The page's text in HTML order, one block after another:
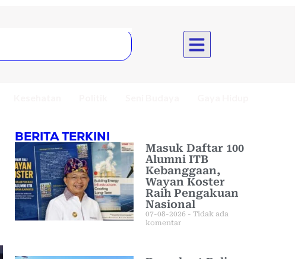
BERITA TERKINI
Masuk Daftar 100
Alumni ITB
Kebanggaan,
Wayan Koster
Raih Pengakuan
Nasional
07-08-2026
Tidak ada
komentar